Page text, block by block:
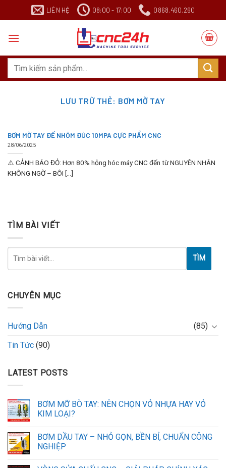
đến
dung
LIÊN HỆ 08:00 - 17:00 0868.460.260
Search
LƯU TRỮ THẺ: BƠM MỠ TAY
TÌM BÀI VIẾT
TÌM
CHUYÊN MỤC
Hướng Dẫn
(85)
Tin Tức (90)
LATEST POSTS
BƠM MỠ BÒ TAY: NÊN CHỌN VỎ NHỰA HAY VỎ
KIM LOẠI?
BƠM DẦU TAY – NHỎ GỌN, BỀN BỈ, CHUẨN CÔNG
NGHIỆP
BƠM MỠ TAY ĐẾ NHÔM ĐÚC 10MPA CỰC PHẨM CNC
28/06/2025
⚠️ CẢNH BÁO ĐỎ: Hơn 80% hỏng hóc máy CNC đến từ NGUYÊN NHÂN
KHÔNG NGỜ – BÔI [...]